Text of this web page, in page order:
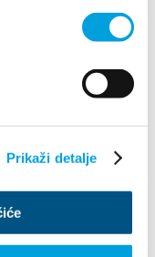
Prikaži detalje